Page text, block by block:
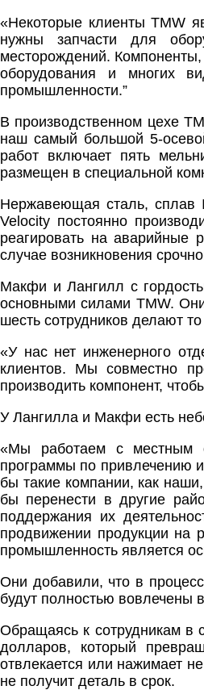
«Некоторые клиенты TMW
нужны запчасти для
месторождений.
оборудования и многих
промышленности.”
В производственном цехе
наш самый большой 5-
работ включает пять
размещен в специальной
Нержавеющая сталь, сплав
Velocity постоянно
реагировать на аварийные
случае возникновения
Макфи и Лангилл с
основными силами TMW.
шесть сотрудников делают
«У нас нет инженерного
клиентов. Мы совместно
производить компонент,
У Лангилла и Макфи есть
«Мы работаем с местным
программы по привлечению
бы такие компании, как
бы перенести в другие
поддержания их
продвижении продукции на
промышленность является
Они добавили, что в
будут полностью вовлечены
Обращаясь к сотрудникам в
долларов, который
отвлекается или нажимает
не получит деталь в срок.